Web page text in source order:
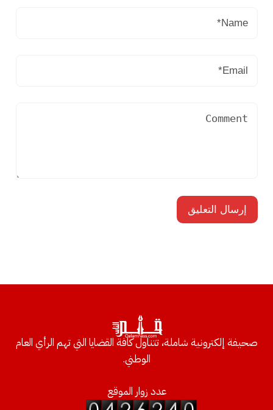
صحيفة إلكترونية شاملة، تتناول كافة القضايا التي تهم الرأي العام
الوطني.
عدد زوار الموقع